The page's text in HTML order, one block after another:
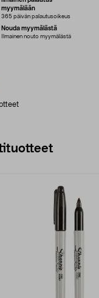
myymälään
365 päivän palautusoikeus
Nouda myymälästä
Ilmainen nouto myymälästä